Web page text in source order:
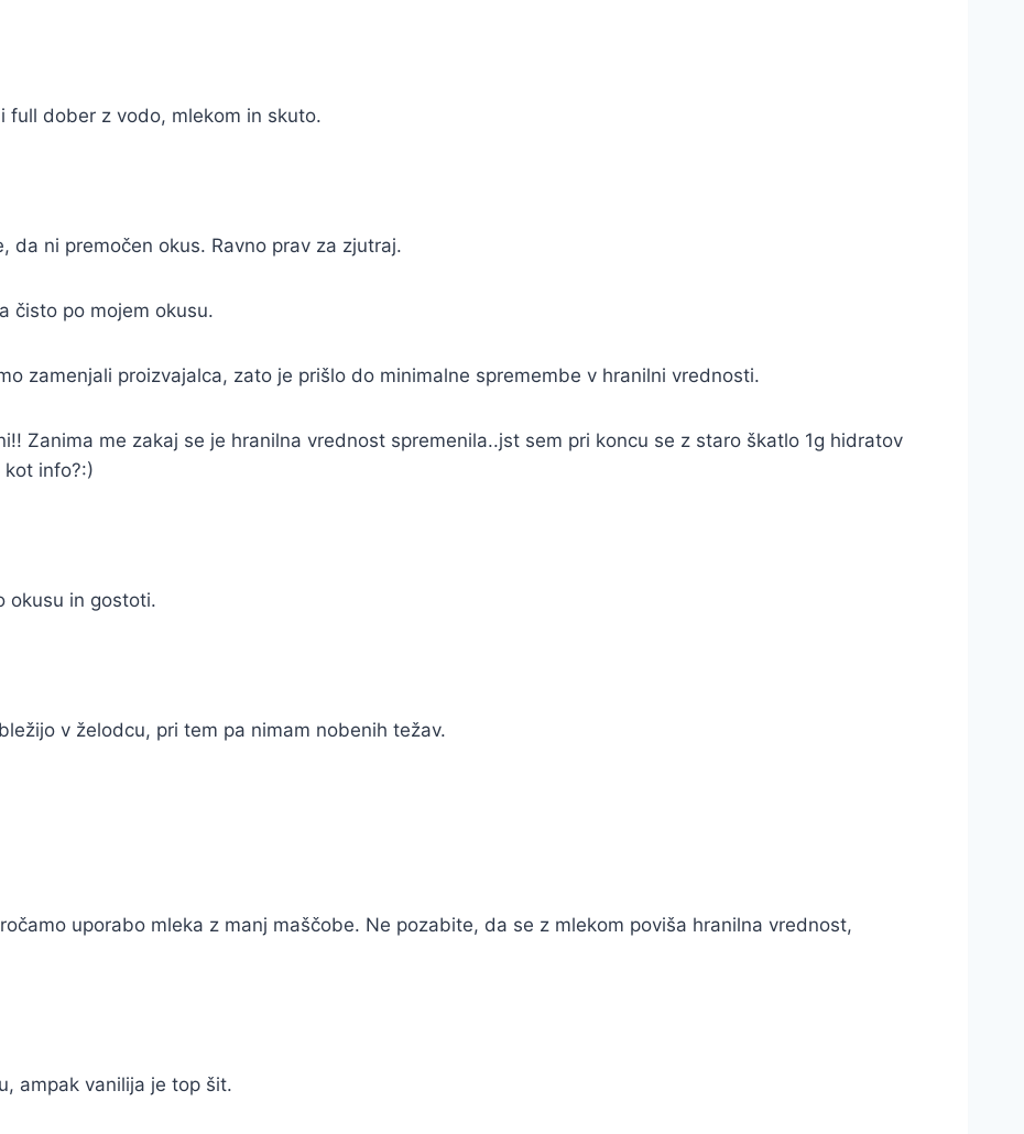
full dober z vodo, mlekom in skuto.
da ni premočen okus. Ravno prav za zjutraj.
čisto po mojem okusu.
zamenjali proizvajalca, zato je prišlo do minimalne spremembe v hranilni vrednosti.
Zanima me zakaj se je hranilna vrednost spremenila..jst sem pri koncu se z staro škatlo 1g hidratov
info?:)
okusu in gostoti.
v želodcu, pri tem pa nimam nobenih težav.
uporabo mleka z manj maščobe. Ne pozabite, da se z mlekom poviša hranilna vrednost,
ampak vanilija je top šit.